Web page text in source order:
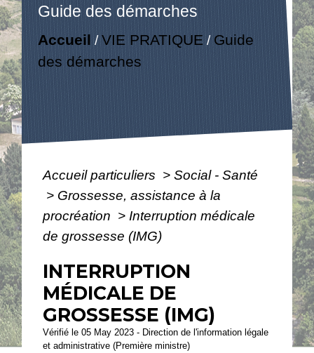
Guide des démarches
Accueil /VIE PRATIQUE / Guide
des démarches
Accueil particuliers > Social - Santé
> Grossesse, assistance à la
procréation > Interruption médicale
de grossesse (IMG)
INTERRUPTION
MÉDICALE DE
GROSSESSE (IMG)
Vérifié le 05 May 2023 - Direction de l'information légale
et administrative (Première ministre)